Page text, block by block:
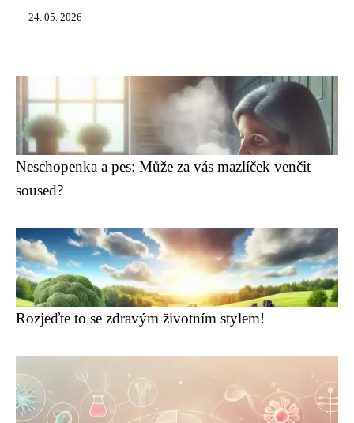
24. 05. 2026
Neschopenka a pes: Může za vás mazlíček venčit
soused?
Rozjeďte to se zdravým životním stylem!